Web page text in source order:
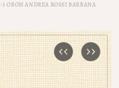
3 ОБОИ ANDREA ROSSI BARBANA